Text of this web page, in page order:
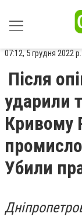
07:12, 5 грудня 2022 р.
Після
ударили
Кривому
Убили